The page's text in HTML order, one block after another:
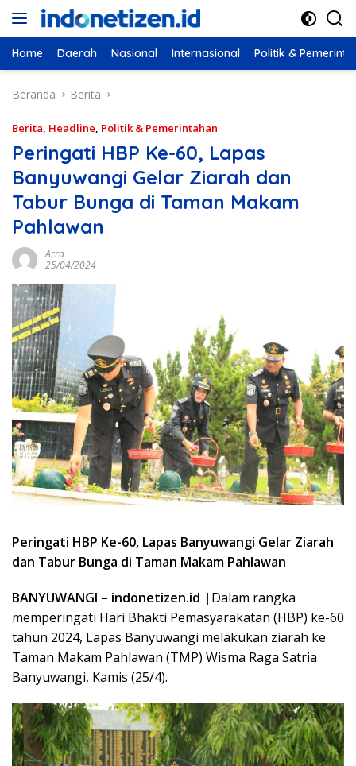
Langsung
Home Daerah Nasional Internasional Politik &
Beranda Berita
Berita, Headline, Politik & Pemerintahan
Peringati HBP Ke-60, Lapas
Banyuwangi Gelar Ziarah dan
Tabur Bunga di Taman Makam
Pahlawan
Arra
25/04/2024
Peringati HBP Ke-60, Lapas Banyuwangi Gelar Ziarah
dan Tabur Bunga di Taman Makam Pahlawan
BANYUWANGI – indonetizen.id | Dalam rangka
memperingati Hari Bhakti Pemasyarakatan (HBP) ke-60
tahun 2024, Lapas Banyuwangi melakukan ziarah ke
Taman Makam Pahlawan (TMP) Wisma Raga Satria
Banyuwangi, Kamis (25/4).